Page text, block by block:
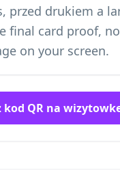
przed drukiem a
final card proof,
on your screen.
kod QR na